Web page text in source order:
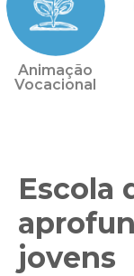
Animação
Vocacional
Escola
jovens